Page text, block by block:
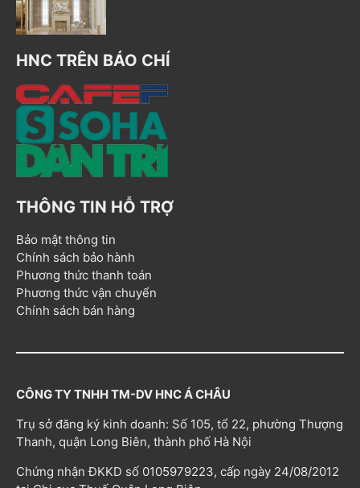
HNC TRÊN BÁO CHÍ
THÔNG TIN HỖ TRỢ
Bảo mật thông tin
Chính sách bảo hành
Phương thức thanh toán
Phương thức vận chuyển
Chính sách bán hàng
CÔNG TY TNHH TM-DV HNC Á CHÂU
Trụ sở đăng ký kinh doanh: Số 105, tổ 22, phường Thượng
Thanh, quận Long Biên, thành phố Hà Nội
Chứng nhận ĐKKD số 0105979223, cấp ngày 24/08/2012